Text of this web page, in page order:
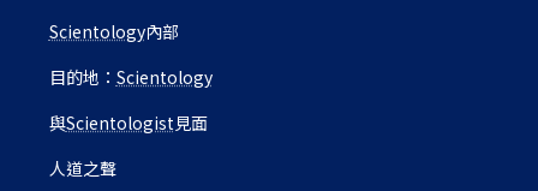
Scientology內部
目的地： Scientology
與Scientologist 見面
人道之聲